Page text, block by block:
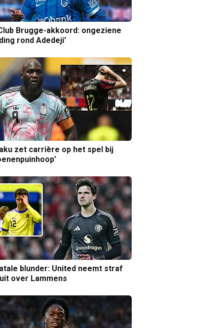
Brugge-akkoord: ongeziene
rond Adedeji'
zet carrière op het spel bij
blunder: United neemt straf
over Lammens